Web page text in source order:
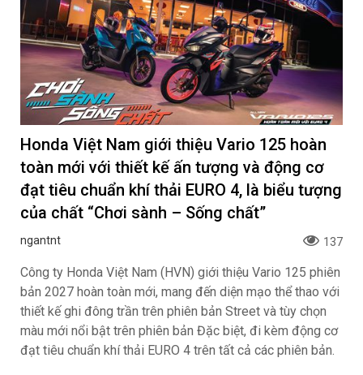
Honda Việt Nam giới thiệu Vario 125 hoàn
toàn mới với thiết kế ấn tượng và động cơ
đạt tiêu chuẩn khí thải EURO 4, là biểu tượng
của chất “Chơi sành – Sống chất”
ngantnt 137
Công ty Honda Việt Nam (HVN) giới thiệu Vario 125 phiên
bản 2027 hoàn toàn mới, mang đến diện mạo thể thao với
thiết kế ghi đông trần trên phiên bản Street và tùy chọn
màu mới nổi bật trên phiên bản Đặc biệt, đi kèm động cơ
đạt tiêu chuẩn khí thải EURO 4 trên tất cả các phiên bản.